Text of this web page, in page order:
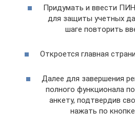
Придумать и ввести
для защиты учетных
шаге повторить
Откроется главная
Далее для завершения
полного функционала
анкету, подтвердив
нажать по кнопке